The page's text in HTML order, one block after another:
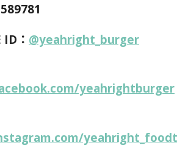
： @yeahright_burger
yeahrightburger